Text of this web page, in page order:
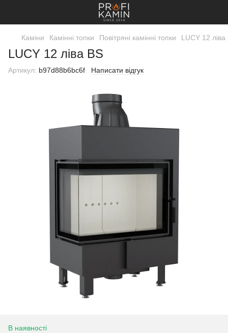
Каміни Камінні топки Повітряні камінні топки LUCY 12 ліва
LUCY 12 ліва BS
Артикул: b97d88b6bc6f Написати відгук
В наявності